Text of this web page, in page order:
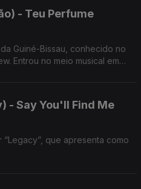
- Teu Perfume
Guiné-Bissau, conhecido no
Entrou no meio musical em
- Say You'll Find Me
que apresenta como